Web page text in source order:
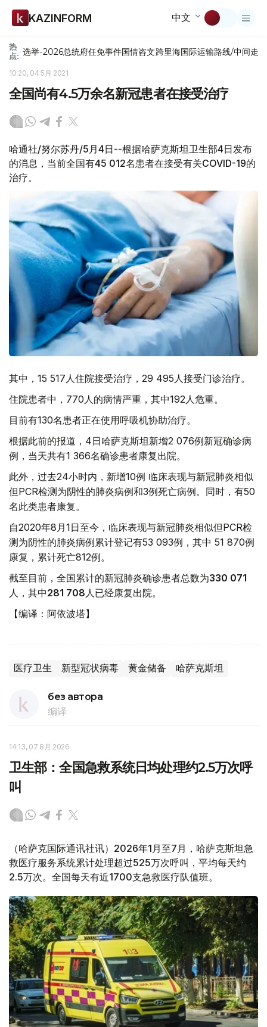
KAZINFORM 中文
热
点: 选举-2026总统府任免事件国情咨文跨里海国际运输路线/中间走廊
10:20, 04 5月 2021
全国尚有4.5万余名新冠患者在接受治疗
哈通社/努尔苏丹/5月4日--根据哈萨克斯坦卫生部4日发布
的消息，当前全国有45 012名患者在接受有关COVID-19的
治疗。
其中，15 517人住院接受治疗，29 495人接受门诊治疗。
住院患者中，770人的病情严重，其中192人危重。
目前有130名患者正在使用呼吸机协助治疗。
根据此前的报道，4日哈萨克斯坦新增2 076例新冠确诊病
例，当天共有1 366名确诊患者康复出院。
此外，过去24小时内，新增10例 临床表现与新冠肺炎相似
但PCR检测为阴性的肺炎病例和3例死亡病例。同时，有50
名此类患者康复。
自2020年8月1日至今，临床表现与新冠肺炎相似但PCR检
测为阴性的肺炎病例累计登记有53 093例，其中 51 870例
康复，累计死亡812例。
截至目前，全国累计的新冠肺炎确诊患者总数为330 071
人，其中281 708 人已经康复出院。
【编译：阿依波塔】
医疗卫生 新型冠状病毒 黄金储备 哈萨克斯坦
без автора
编译
14:13, 07 8月 2026
卫生部：全国急救系统日均处理约2.5万次呼
叫
（哈萨克国际通讯社讯）2026年1月至7月，哈萨克斯坦急
救医疗服务系统累计处理超过525万次呼叫，平均每天约
2.5万次。全国每天有近1700支急救医疗队值班。